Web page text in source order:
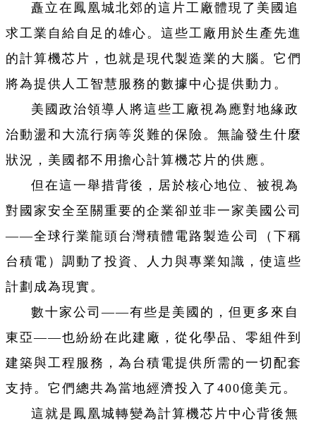
矗立在鳳凰城北郊的這片工廠體現了美國追
求工業自給自足的雄心。這些工廠用於生產先進
的計算機芯片，也就是現代製造業的大腦。它們
將為提供人工智慧服務的數據中心提供動力。
美國政治領導人將這些工廠視為應對地緣政
治動盪和大流行病等災難的保險。無論發生什麼
狀況，美國都不用擔心計算機芯片的供應。
但在這一舉措背後，居於核心地位、被視為
對國家安全至關重要的企業卻並非一家美國公司
——全球行業龍頭台灣積體電路製造公司（下稱
台積電）調動了投資、人力與專業知識，使這些
計劃成為現實。
數十家公司——有些是美國的，但更多來自
東亞——也紛紛在此建廠，從化學品、零組件到
建築與工程服務，為台積電提供所需的一切配套
支持。它們總共為當地經濟投入了400億美元。
這就是鳳凰城轉變為計算機芯片中心背後無